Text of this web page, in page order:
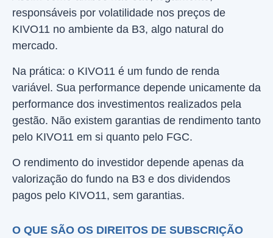
responsáveis por volatilidade nos preços de
KIVO11 no ambiente da B3, algo natural do
mercado.
Na prática: o KIVO11 é um fundo de renda
variável. Sua performance depende unicamente da
performance dos investimentos realizados pela
gestão. Não existem garantias de rendimento tanto
pelo KIVO11 em si quanto pelo FGC.
O rendimento do investidor depende apenas da
valorização do fundo na B3 e dos dividendos
pagos pelo KIVO11, sem garantias.
O QUE SÃO OS DIREITOS DE SUBSCRIÇÃO